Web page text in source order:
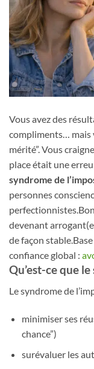
Vous avez des
compliments… mais
mérité”. Vous
place était une
syndrome de
personnes
devenant
de façon
confiance global :
Qu’est-ce que
Le syndrome de
minimiser ses
chance”)
surévaluer les